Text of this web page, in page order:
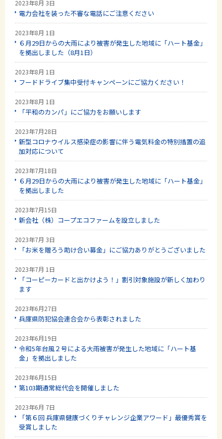
2023年8月 3日
電力会社を装った不審な電話にご注意ください
2023年8月 1日
６月29日からの大雨により被害が発生した地域に「ハート基金」
を拠出しました（8月1日）
2023年8月 1日
フードドライブ集中受付キャンペーンにご協力ください！
2023年8月 1日
「平和のカンパ」にご協力をお願いします
2023年7月28日
新型コロナウイルス感染症の影響に伴う電気料金の特別措置の追
加対応について
2023年7月18日
６月29日からの大雨により被害が発生した地域に「ハート基金」
を拠出しました
2023年7月15日
新会社（株）コープエコファームを設立しました
2023年7月 3日
「お米を贈ろう助け合い募金」にご協力ありがとうございました
2023年7月 1日
「コーピーカードと出かけよう！」割引対象施設が新しく加わり
ます
2023年6月27日
兵庫県防犯協会連合会から表彰されました
2023年6月19日
令和5年台風２号による大雨被害が発生した地域に「ハート基
金」を拠出しました
2023年6月15日
第103期通常総代会を開催しました
2023年6月 7日
「第６回 兵庫県健康づくりチャレンジ企業アワード」最優秀賞を
受賞しました